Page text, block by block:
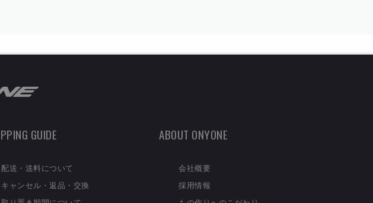
GUIDE
配送・送料について
キャンセル・返品・交換
ABOUT ONYONE
会社概要
採用情報